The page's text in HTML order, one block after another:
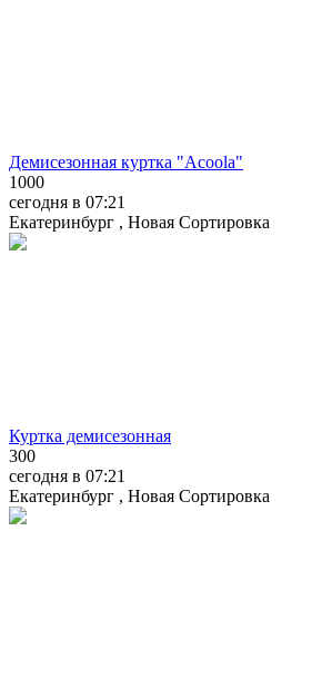
Демисезонная куртка "Acoola"
1000
сегодня в 07:21
Екатеринбург , Новая Сортировка
Куртка демисезонная
300
сегодня в 07:21
Екатеринбург , Новая Сортировка